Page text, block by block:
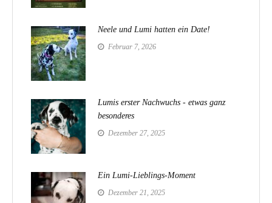
Neele und Lumi hatten ein Date!
Februar 7, 2026
Lumis erster Nachwuchs - etwas ganz
besonderes
Dezember 27, 2025
Ein Lumi-Lieblings-Moment
Dezember 21, 2025